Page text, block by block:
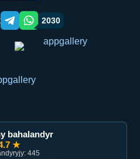
Telegram orqali ulashish
WhatsApp orqali ulashish
2030
bahalandyr
★
445